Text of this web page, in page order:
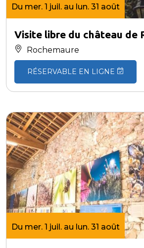
Du mer. 1 juil. au lun. 31 août
Visite libre du château de
Rochemaure
RÉSERVABLE EN LIGNE
Du mer. 1 juil. au lun. 31 août